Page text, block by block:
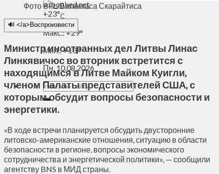
+23°C
Макс.:+29°
Мин.:+13°
Пн, 10.08.2026
Фото BFL/Вигинтаса Скарайтиса
🔊 </a>Воспроизвести
Министр иностранных дел Литвы Линас
Линкявичюс во вторник встретится с
находящимся в Литве Майком Куигли,
членом Палаты представителей США, с
которым обсудит вопросы безопасности и
энергетики.
«В ходе встречи планируется обсудить двусторонние
литовско-американские отношения, ситуацию в области
безопасности в регионе, вопросы экономического
сотрудничества и энергетической политики», — сообщили
агентству BNS в МИД страны.